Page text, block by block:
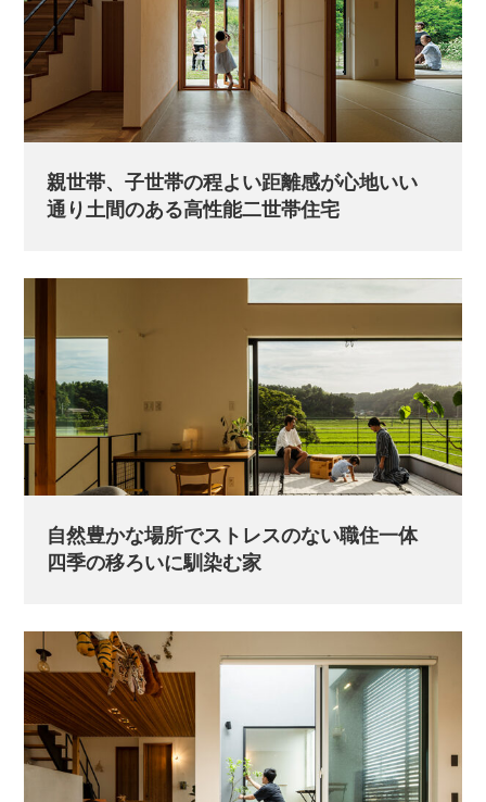
親世帯、子世帯の程よい距離感が心地いい
通り土間のある高性能二世帯住宅
自然豊かな場所でストレスのない職住一体
四季の移ろいに馴染む家